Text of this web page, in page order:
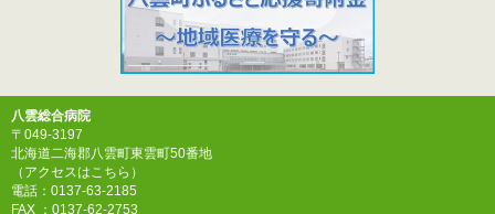
八雲総合病院
〒049-3197
北海道二海郡八雲町東雲町50番地
（アクセスはこちら）
電話：0137-63-2185
FAX ：0137-62-2753